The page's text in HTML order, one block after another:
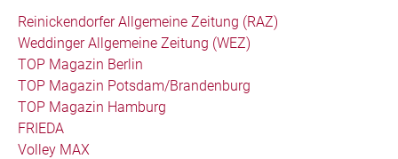
Reinickendorfer Allgemeine Zeitung (RAZ)
Weddinger Allgemeine Zeitung (WEZ)
TOP Magazin Berlin
TOP Magazin Potsdam/Brandenburg
TOP Magazin Hamburg
FRIEDA
Volley MAX